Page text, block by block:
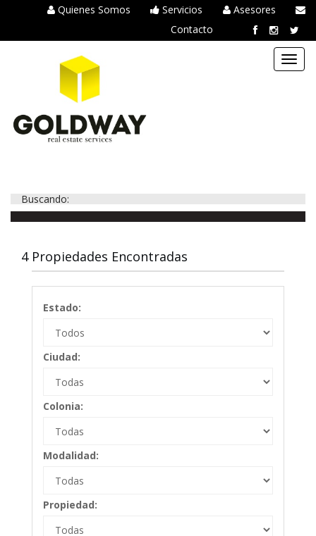
Quienes Somos Servicios
Asesores
Contacto
Buscando:
4 Propiedades Encontradas
Estado:
Ciudad:
Colonia:
Modalidad:
Propiedad: